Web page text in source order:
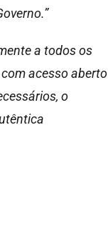
a todos os
acesso aberto
o